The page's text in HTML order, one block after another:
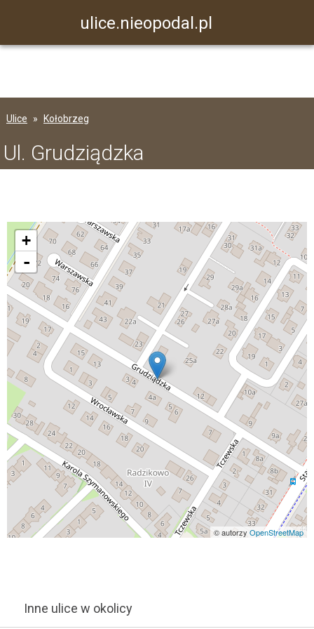
ulice.nieopodal.pl
Ulice Kołobrzeg
Ul. Grudziądzka
+
-
© autorzy OpenStreetMap
Inne ulice w okolicy